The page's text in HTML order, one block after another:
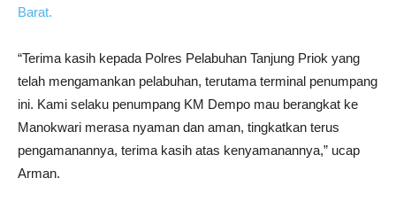
Barat.
“Terima kasih kepada Polres Pelabuhan Tanjung Priok yang
telah mengamankan pelabuhan, terutama terminal penumpang
ini. Kami selaku penumpang KM Dempo mau berangkat ke
Manokwari merasa nyaman dan aman, tingkatkan terus
pengamanannya, terima kasih atas kenyamanannya,” ucap
Arman.